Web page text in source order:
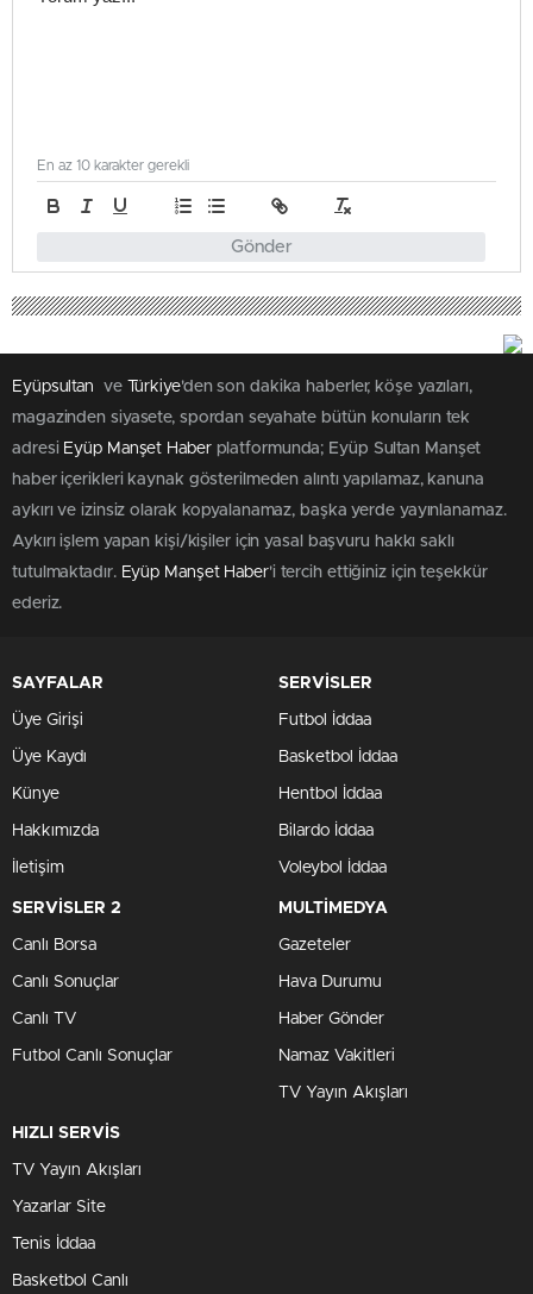
Gönder
En az 10 karakter gerekli
Eyüpsultan ve Türkiye'den son dakika haberler, köşe yazıları,
magazinden siyasete, spordan seyahate bütün konuların tek
adresi Eyüp Manşet Haber platformunda; Eyüp Sultan Manşet
haber içerikleri kaynak gösterilmeden alıntı yapılamaz, kanuna
aykırı ve izinsiz olarak kopyalanamaz, başka yerde yayınlanamaz.
Aykırı işlem yapan kişi/kişiler için yasal başvuru hakkı saklı
tutulmaktadır. Eyüp Manşet Haber'i tercih ettiğiniz için teşekkür
ederiz.
SAYFALAR
Üye Girişi
Üye Kaydı
Künye
Hakkımızda
İletişim
SERVİSLER
Futbol İddaa
Basketbol İddaa
Hentbol İddaa
Bilardo İddaa
Voleybol İddaa
SERVİSLER 2
Canlı Borsa
Canlı Sonuçlar
Canlı TV
Futbol Canlı Sonuçlar
MULTİMEDYA
Gazeteler
Hava Durumu
Haber Gönder
Namaz Vakitleri
TV Yayın Akışları
HIZLI SERVİS
TV Yayın Akışları
Yazarlar Site
Tenis İddaa
Basketbol Canlı